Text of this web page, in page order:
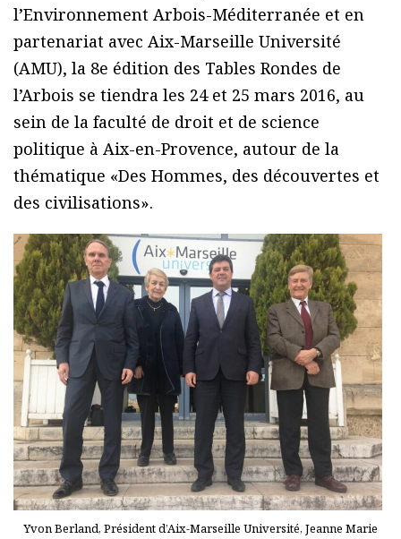
l’Environnement Arbois-Méditerranée et en
partenariat avec Aix-Marseille Université
(AMU), la 8e édition des Tables Rondes de
l’Arbois se tiendra les 24 et 25 mars 2016, au
sein de la faculté de droit et de science
politique à Aix-en-Provence, autour de la
thématique «Des Hommes, des découvertes et
des civilisations».
Yvon Berland, Président d’Aix-Marseille Université, Jeanne Marie